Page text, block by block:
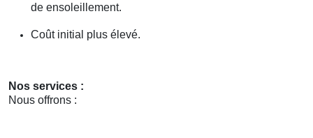
de ensoleillement.
Coût initial plus élevé.
Nos services :
Nous offrons :